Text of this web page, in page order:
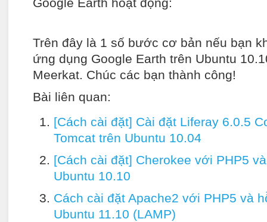
Google Earth hoạt động:
Trên đây là 1 số bước cơ bản nếu bạn
ứng dụng Google Earth trên Ubuntu
Meerkat. Chúc các bạn thành công!
Bài liên quan:
[Cách cài đặt] Cài đặt Liferay 6.0.5
Tomcat trên Ubuntu 10.04
[Cách cài đặt] Cherokee với PHP5
Ubuntu 10.10
Cách cài đặt Apache2 với PHP5 và
Ubuntu 11.10 (LAMP)